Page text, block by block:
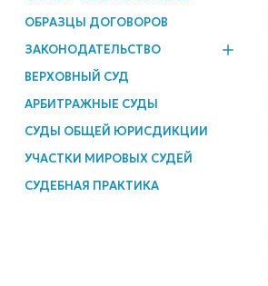
ОБРАЗЦЫ ДОГОВОРОВ
ЗАКОНОДАТЕЛЬСТВО
ВЕРХОВНЫЙ СУД
АРБИТРАЖНЫЕ СУДЫ
СУДЫ ОБЩЕЙ ЮРИСДИКЦИИ
УЧАСТКИ МИРОВЫХ СУДЕЙ
СУДЕБНАЯ ПРАКТИКА